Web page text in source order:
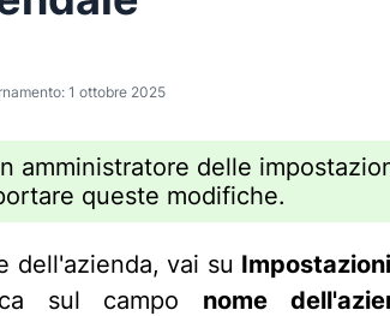
1 ottobre 2025
amministratore delle
queste modifiche.
dell'azienda, vai su
sul campo nome